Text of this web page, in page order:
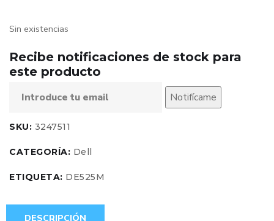
Sin existencias
Recibe notificaciones de stock para
este producto
Notifícame
SKU: 3247511
CATEGORÍA: Dell
ETIQUETA: DE525M
DESCRIPCIÓN